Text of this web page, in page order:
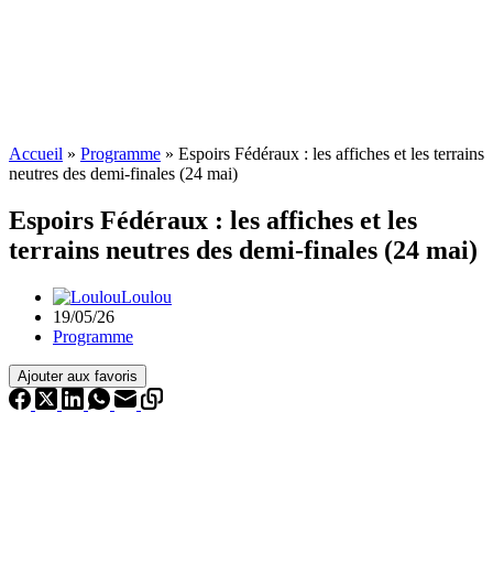
Accueil » Programme » Espoirs Fédéraux : les affiches et les terrains
neutres des demi-finales (24 mai)
Espoirs Fédéraux : les affiches et les
terrains neutres des demi-finales (24 mai)
Loulou
19/05/26
Programme
Ajouter aux favoris